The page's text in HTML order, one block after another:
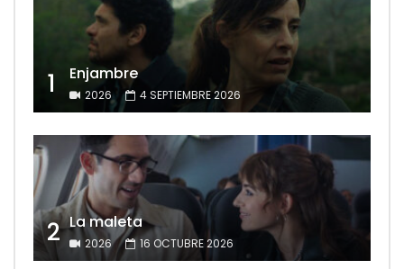
1 Enjambre
2026 4 SEPTIEMBRE 2026
2 La maleta
2026 16 OCTUBRE 2026